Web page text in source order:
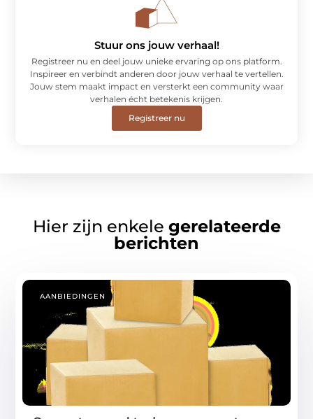
Stuur ons jouw verhaal!
Registreer nu en deel jouw unieke ervaring op ons platform.
Inspireer en verbindt anderen door jouw verhaal te vertellen.
Jouw stem maakt impact en versterkt een community waar
verhalen écht betekenis krijgen.
Registreer nu
Hier zijn enkele gerelateerde
berichten
AANBIEDINGEN